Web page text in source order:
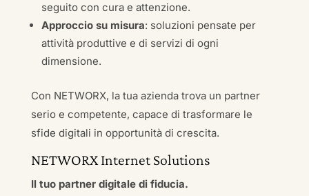
seguito con cura e attenzione.
Approccio su misura: soluzioni pensate per
attività produttive e di servizi di ogni
dimensione.
Con NETWORX, la tua azienda trova un partner
serio e competente, capace di trasformare le
sfide digitali in opportunità di crescita.
NETWORX Internet Solutions
Il tuo partner digitale di fiducia.